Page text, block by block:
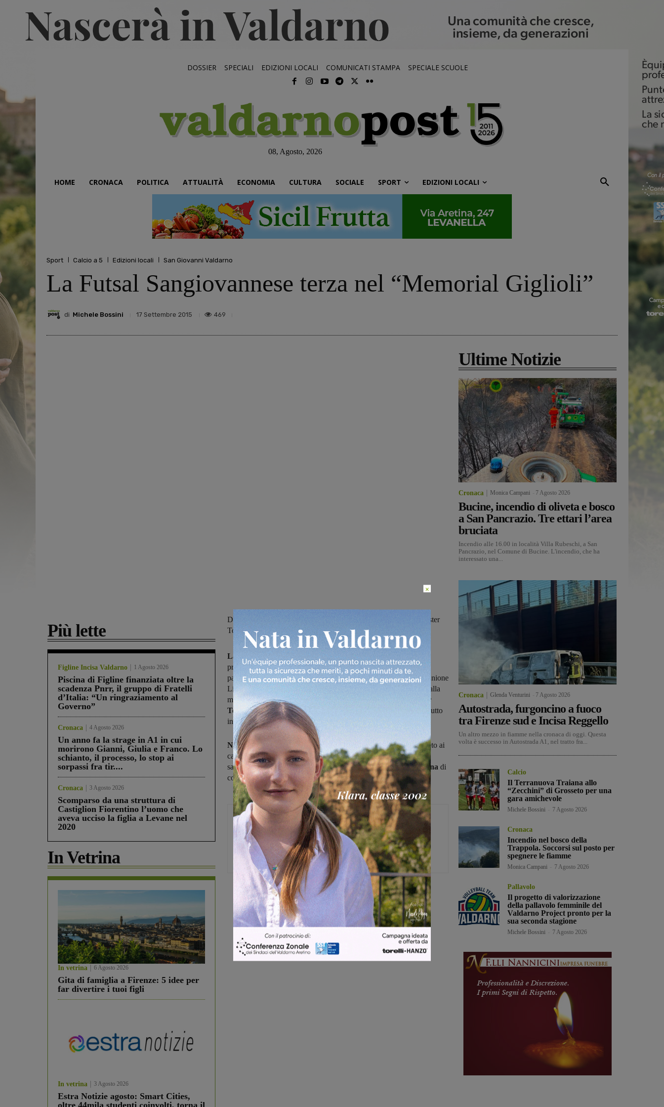
DOSSIER SPECIALI EDIZIONI LOCALI COMUNICATI STAMPA SPECIALE SCUOLE
08, Agosto, 2026
HOME CRONACA POLITICA ATTUALITÀ ECONOMIA CULTURA SOCIALE SPORT EDIZIONI LOCALI
Sport Calcio a 5 Edizioni locali San Giovanni Valdarno
La Futsal Sangiovannese terza nel “Memorial Giglioli”
di Michele Bossini 17 Settembre 2015 469
Più lette
Figline Incisa Valdarno 1 Agosto 2026
Piscina di Figline finanziata oltre la
scadenza Pnrr, il gruppo di Fratelli
d’Italia: “Un ringraziamento al
Governo”
Cronaca 4 Agosto 2026
Un anno fa la strage in A1 in cui
morirono Gianni, Giulia e Franco. Lo
schianto, il processo, lo stop ai
sorpassi fra tir....
Cronaca 3 Agosto 2026
Scomparso da una struttura di
Castiglion Fiorentino l’uomo che
aveva ucciso la figlia a Levane nel
2020
In Vetrina
In vetrina 6 Agosto 2026
Gita di famiglia a Firenze: 5 idee per
far divertire i tuoi figli
In vetrina 3 Agosto 2026
Estra Notizie agosto: Smart Cities,
Dal torneo disputato a Poggibonsi tante buone indicazioni per mister
Toria, in vista del debutto in campionato previsto per il 3 ottobre
La Futsal Sangiovannese ha conquistato il terzo posto
prestigioso "Memorial Giglioli" di Poggibonsi, al quale hanno
partecipato nel girone A i padroni di casa, Remole Calcio a 5, e Unione
Livorno; nel girone B Atlante Grosseto, Tigullio e gli azzurri. Dalla
manifestazione sono arrivatetante buone indicazioni per mister
Toriasu stato di salute del gruppo e aspetti tattici, in vista del debutto
in campionato previsto per il 3 ottobre.
Nella competizione gli azzurri
sono stati sconfitti 4-3 dal Grosseto ai
calci di rigore, per poi battere 5-0 i liguri del Tigullio (entrambe
saranno avversarie in campionato) e quindiaggiudicarsi la finalina di
consolazione contro Livorno.
Michele Bossini
Share
Ultime Notizie
Cronaca Monica Campani 7 Agosto 2026
Bucine, incendio di oliveta e bosco
a San Pancrazio. Tre ettari l’area
bruciata
Incendio alle 16.00 in località Villa Rubeschi, a San
Pancrazio, nel Comune di Bucine. L'incendio, che ha
interessato una...
Cronaca Glenda Venturini 7 Agosto 2026
Autostrada, furgoncino a fuoco
tra Firenze sud e Incisa Reggello
Un altro mezzo in fiamme nella cronaca di oggi. Questa
volta è successo in Autostrada A1, nel tratto fra...
Calcio
Il Terranuova Traiana allo
“Zecchini” di Grosseto per una
gara amichevole
Michele Bossini 7 Agosto 2026
Cronaca
Incendio nel bosco della
Trappola. Soccorsi sul posto per
spegnere le fiamme
Monica Campani 7 Agosto 2026
Pallavolo
Il progetto di valorizzazione
della pallavolo femminile del
Valdarno Project pronto per la
sua seconda stagione
Michele Bossini 7 Agosto 2026
×